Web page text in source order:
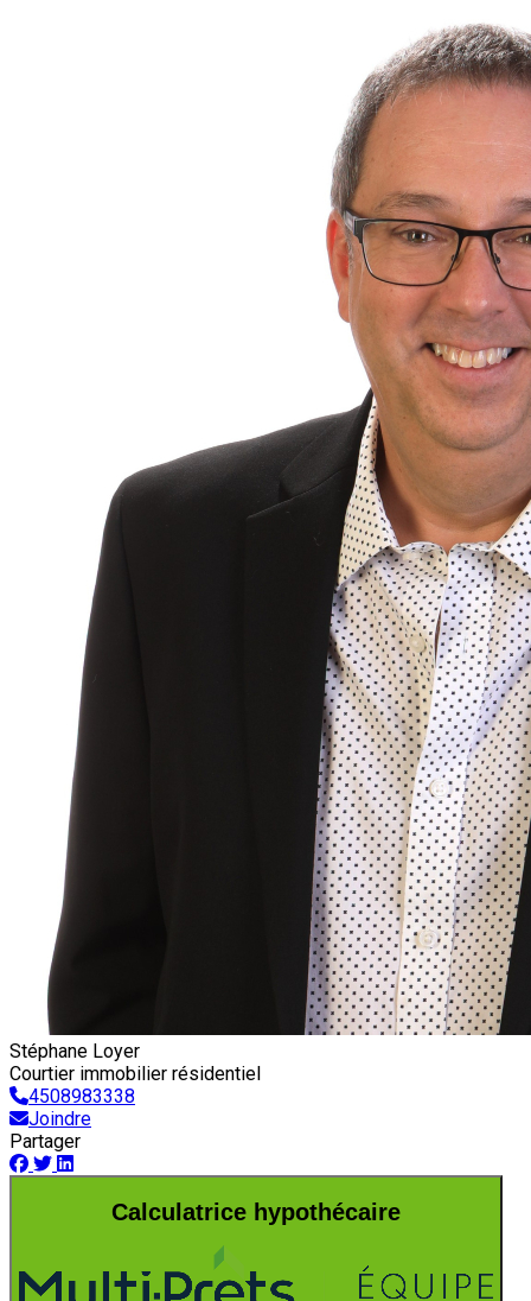
Stéphane Loyer
Courtier immobilier résidentiel
4508983338
Joindre
Partager
Calculatrice hypothécaire